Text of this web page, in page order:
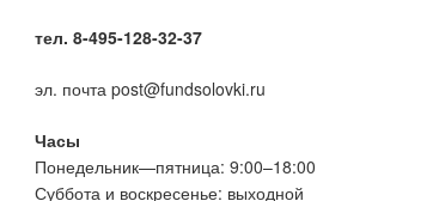
тел. 8-495-128-32-37
эл. почта post@fundsolovki.ru
Часы
Понедельник—пятница: 9:00–18:00
Суббота и воскресенье: выходной